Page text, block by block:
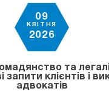
09
КВІТНЯ
2026
та
запити клієнтів і
адвокатів